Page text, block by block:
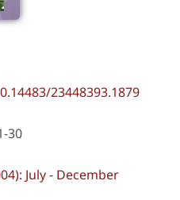
23448393.1879
30
July - December